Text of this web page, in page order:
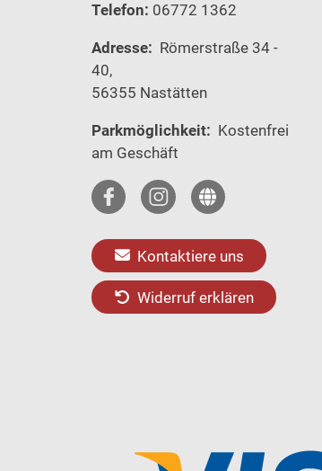
Telefon: 06772 1362
Adresse: Römerstraße 34 -
40,
56355 Nastätten
Parkmöglichkeit: Kostenfrei
am Geschäft
Kontaktiere uns
Widerruf erklären